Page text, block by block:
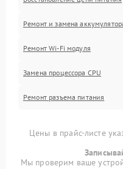
Ремонт и замена
Ремонт Wi-Fi модуля
Замена процессора CPU
Ремонт разъема питания
Цены в прайс-листе
Мы проверим ваше